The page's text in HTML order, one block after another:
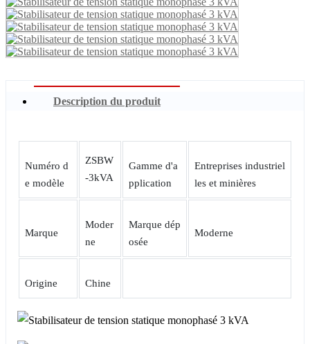
Description du produit
Numéro d
e modèle
ZSBW
-3kVA
Gamme d'a
pplication
Entreprises industriel
les et minières
Marque
Moder
ne
Marque dép
osée
Moderne
Origine Chine